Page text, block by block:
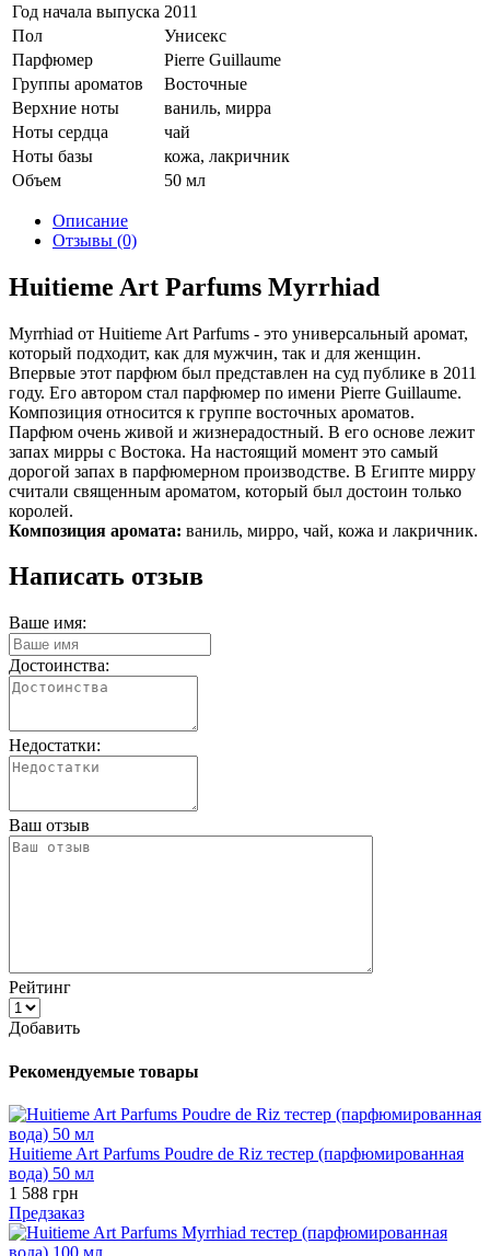
Год начала выпуска 2011
Пол
Унисекс
Парфюмер
Pierre Guillaume
Группы ароматов
Восточные
Верхние ноты
ваниль, мирра
Ноты сердца
чай
Ноты базы
кожа, лакричник
Объем
50 мл
Описание
Отзывы (0)
Huitieme Art Parfums Myrrhiad
Myrrhiad от Huitieme Art Parfums - это универсальный аромат,
который подходит, как для мужчин, так и для женщин.
Впервые этот парфюм был представлен на суд публике в 2011
году. Его автором стал парфюмер по имени Pierre Guillaume.
Композиция относится к группе восточных ароматов.
Парфюм очень живой и жизнерадостный. В его основе лежит
запах мирры с Востока. На настоящий момент это самый
дорогой запах в парфюмерном производстве. В Египте мирру
считали священным ароматом, который был достоин только
королей.
Композиция аромата: ваниль, мирро, чай, кожа и лакричник.
Написать отзыв
Ваше имя:
Достоинства:
Недостатки:
Ваш отзыв
Рейтинг
Добавить
Рекомендуемые товары
Huitieme Art Parfums Poudre de Riz тестер (парфюмированная
вода) 50 мл
1 588 грн
Предзаказ